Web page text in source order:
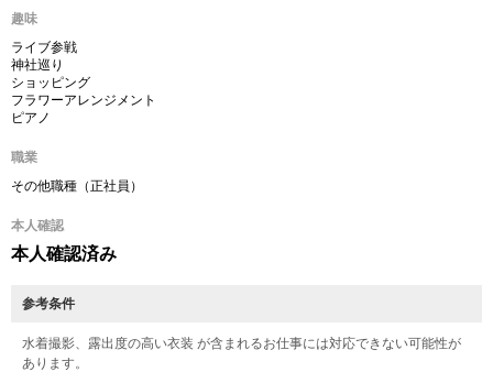
趣味
ライブ参戦
神社巡り
ショッピング
フラワーアレンジメント
ピアノ
職業
その他職種（正社員）
本人確認
本人確認済み
参考条件
水着撮影、露出度の高い衣装 が含まれるお仕事には対応できない可能性が
あります。